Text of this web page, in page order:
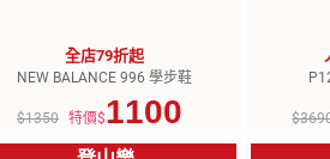
全店79折起
NEW BALANCE 996 學步鞋
$1350 特價$1100